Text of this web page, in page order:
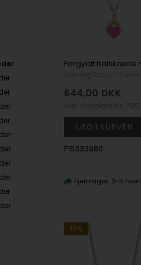
644,00 DKK
F16333980
Fjernlager 3-5
19%